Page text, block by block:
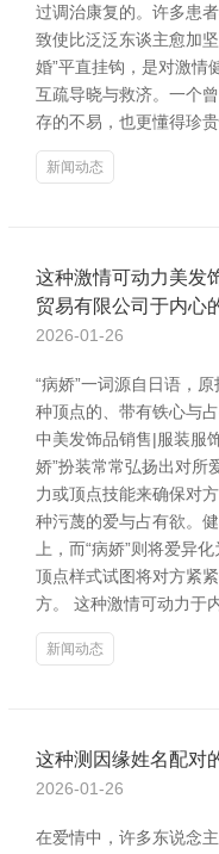
过调治康复的。许多患
致使比泛泛东谈主愈加
婚”平直挂钩，是对激情
互疏导晓与救济。一个
存的不易，也更懂得珍
新闻动态
这种激情可动力美发
贸易有限公司于内心
2026-01-26
“病娇”一词源自日语，
种顶点的、带有铁心与
中美发饰品销售|服装服
娇”扮装常常弘扬出对所
力或顶点技能来确保对
种污蔑的爱与占有欲。
上，而“病娇”则将爱异
顶点样式试图将对方紧
方。 这种激情可动力于
新闻动态
这种测因缘姓名配对
2026-01-26
在爱情中，许多东说念